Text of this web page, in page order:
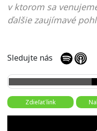
v ktorom sa
ďalšie zaujímavé
Sledujte nás
Zdieľať link